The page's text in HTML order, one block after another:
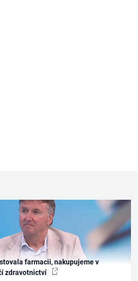
farmacii, nakupujeme v
zdravotnictví